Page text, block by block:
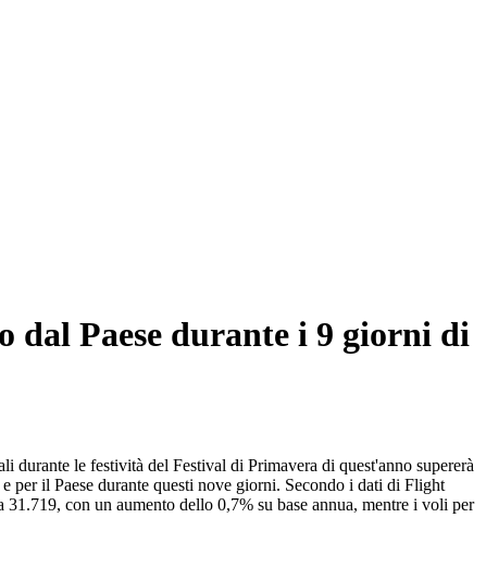
dal Paese durante i 9 giorni di
le festività del Festival di Primavera di quest'anno supererà
il Paese durante questi nove giorni. Secondo i dati di Flight
con un aumento dello 0,7% su base annua, mentre i voli per